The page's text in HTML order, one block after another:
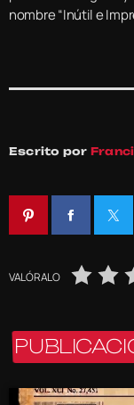
nombre “Inútil e
Escrito por
VALÓRALO